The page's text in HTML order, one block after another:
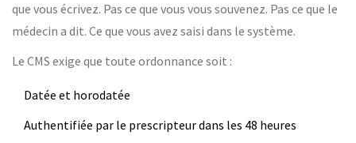
que vous écrivez. Pas ce que vous vous souvenez. Pas ce que le
médecin a dit. Ce que vous avez saisi dans le système.
Le CMS exige que toute ordonnance soit :
Datée et horodatée
Authentifiée par le prescripteur dans les 48 heures